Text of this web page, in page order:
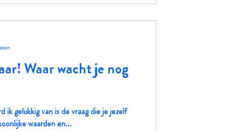
Waar wacht je nog
ik gelukkig van is de vraag die je jezelf
waarden en...